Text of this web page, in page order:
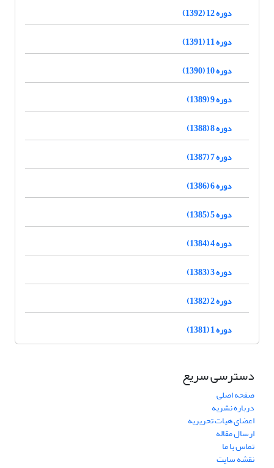
دوره 12 (1392)
دوره 11 (1391)
دوره 10 (1390)
دوره 9 (1389)
دوره 8 (1388)
دوره 7 (1387)
دوره 6 (1386)
دوره 5 (1385)
دوره 4 (1384)
دوره 3 (1383)
دوره 2 (1382)
دوره 1 (1381)
دسترسی سریع
صفحه اصلی
درباره نشریه
اعضای هیات تحریریه
ارسال مقاله
تماس با ما
نقشه سایت